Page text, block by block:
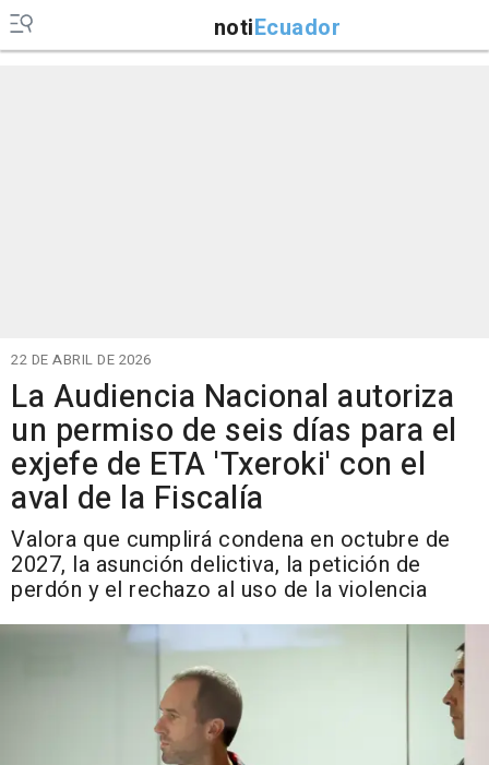
notiEcuador
22 DE ABRIL DE 2026
La Audiencia Nacional autoriza
un permiso de seis días para el
exjefe de ETA 'Txeroki' con el
aval de la Fiscalía
Valora que cumplirá condena en octubre de
2027, la asunción delictiva, la petición de
perdón y el rechazo al uso de la violencia